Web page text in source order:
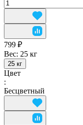
799 ₽
Вес: 25 кг
25 кг
Цвет
:
Бесцветный